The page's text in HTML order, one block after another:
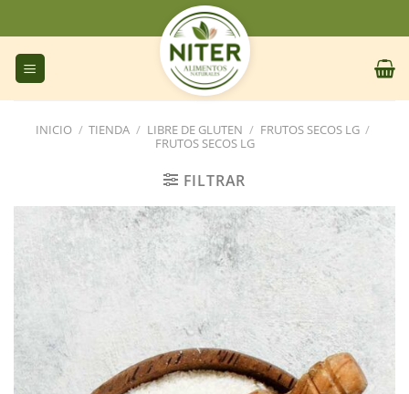
al
contenido
INICIO / TIENDA / LIBRE DE GLUTEN / FRUTOS SECOS LG /
FRUTOS SECOS LG
FILTRAR